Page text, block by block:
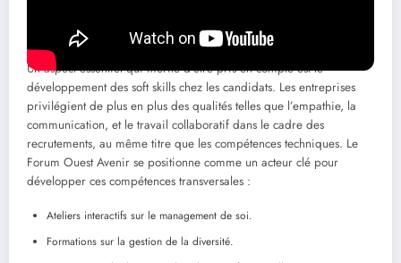
Développement des soft skills
Un aspect essentiel qui mérite d’être pris en compte est le
développement des soft skills chez les candidats. Les entreprises
privilégient de plus en plus des qualités telles que l’empathie, la
communication, et le travail collaboratif dans le cadre des
recrutements, au même titre que les compétences techniques. Le
Forum Ouest Avenir se positionne comme un acteur clé pour
développer ces compétences transversales :
Ateliers interactifs sur le management de soi.
Formations sur la gestion de la diversité.